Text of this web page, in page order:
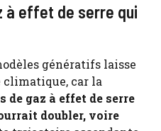
à effet de serre qui
génératifs laisse
climatique, car la
de gaz à effet de serre
doubler, voire